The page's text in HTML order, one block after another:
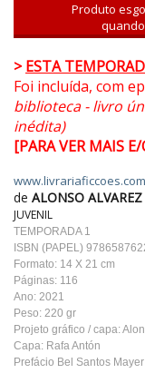
Produto
>ESTA
Foi incluída, com
biblioteca - livro
inédita)
[PARA VER MAIS
de ALONSO ALVAREZ
JUVENIL
TEMPORADA 1
ISBN (PAPEL)
Formato: 14 X 21 cm
Páginas: 116
Ano: 2021
Peso: 220 gr
Projeto gráfico / capa:
Capa: Rafa Antón
Prefácio Bel Santos Mayer